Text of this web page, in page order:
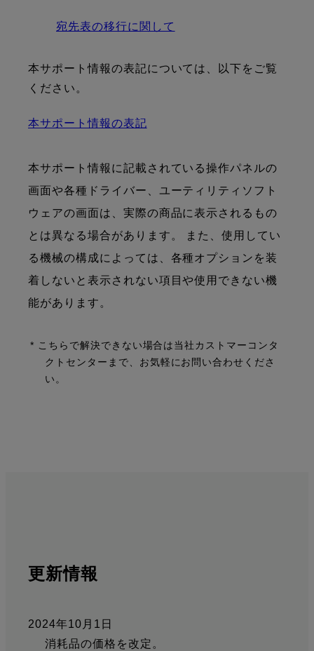
宛先表の移行に関して
本サポート情報の表記については、以下をご覧
ください。
本サポート情報の表記
本サポート情報に記載されている操作パネルの
画面や各種ドライバー、ユーティリティソフト
ウェアの画面は、実際の商品に表示されるもの
とは異なる場合があります。 また、使用してい
る機械の構成によっては、各種オプションを装
着しないと表示されない項目や使用できない機
能があります。
* こちらで解決できない場合は当社カストマーコンタ
クトセンターまで、お気軽にお問い合わせくださ
い。
更新情報
2024年10月1日
消耗品の価格を改定。